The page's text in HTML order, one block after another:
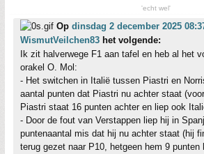
'echt wel'
Op dinsdag 2 december 2025
WismutVeilchen83 het volgende:
Ik zit halverwege F1 aan tafel en heb al het
orakel O. Mol:
- Het switchen in Italië tussen Piastri en
aantal punten dat Piastri nu achter staat
Piastri staat 16 punten achter en liep ook
- Door de fout van Verstappen liep hij in
puntenaantal mis dat hij nu achter staat (hij
terug gezet naar P10, hetgeen hem 9 punten